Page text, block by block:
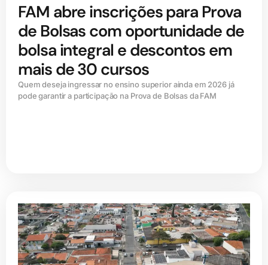
FAM abre inscrições para Prova
de Bolsas com oportunidade de
bolsa integral e descontos em
mais de 30 cursos
Quem deseja ingressar no ensino superior ainda em 2026 já
pode garantir a participação na Prova de Bolsas da FAM